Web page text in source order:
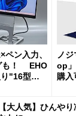
ン入力、
も！ EHO
"16型モ
ノ
op
購
【大人気】ひんや